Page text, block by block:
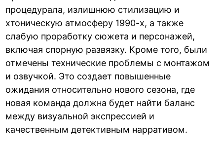
процедурала, излишнюю стилизацию и
хтоническую атмосферу 1990-х, а также
слабую проработку сюжета и персонажей,
включая спорную развязку. Кроме того, были
отмечены технические проблемы с монтажом
и озвучкой. Это создает повышенные
ожидания относительно нового сезона, где
новая команда должна будет найти баланс
между визуальной экспрессией и
качественным детективным нарративом.